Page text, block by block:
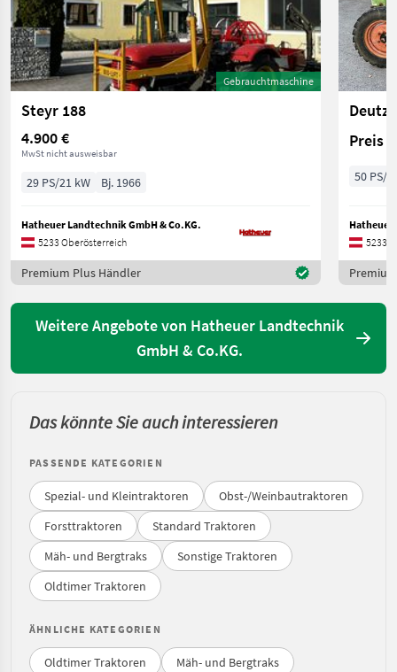
Gebrauchtmaschine
Steyr 188
4.900 €
MwSt nicht ausweisbar
29 PS/21 kW Bj. 1966
Hatheuer Landtechnik GmbH & Co.KG.
5233 Oberösterreich
Premium Plus Händler
Deutz
Preis
50 PS/
Hatheuer
5233
Weitere Angebote von Hatheuer Landtechnik
GmbH & Co.KG.
Das könnte Sie auch interessieren
PASSENDE KATEGORIEN
Spezial- und Kleintraktoren
Obst-/Weinbautraktoren
Forsttraktoren
Standard Traktoren
Mäh- und Bergtraks
Sonstige Traktoren
Oldtimer Traktoren
ÄHNLICHE KATEGORIEN
Oldtimer Traktoren
Mäh- und Bergtraks